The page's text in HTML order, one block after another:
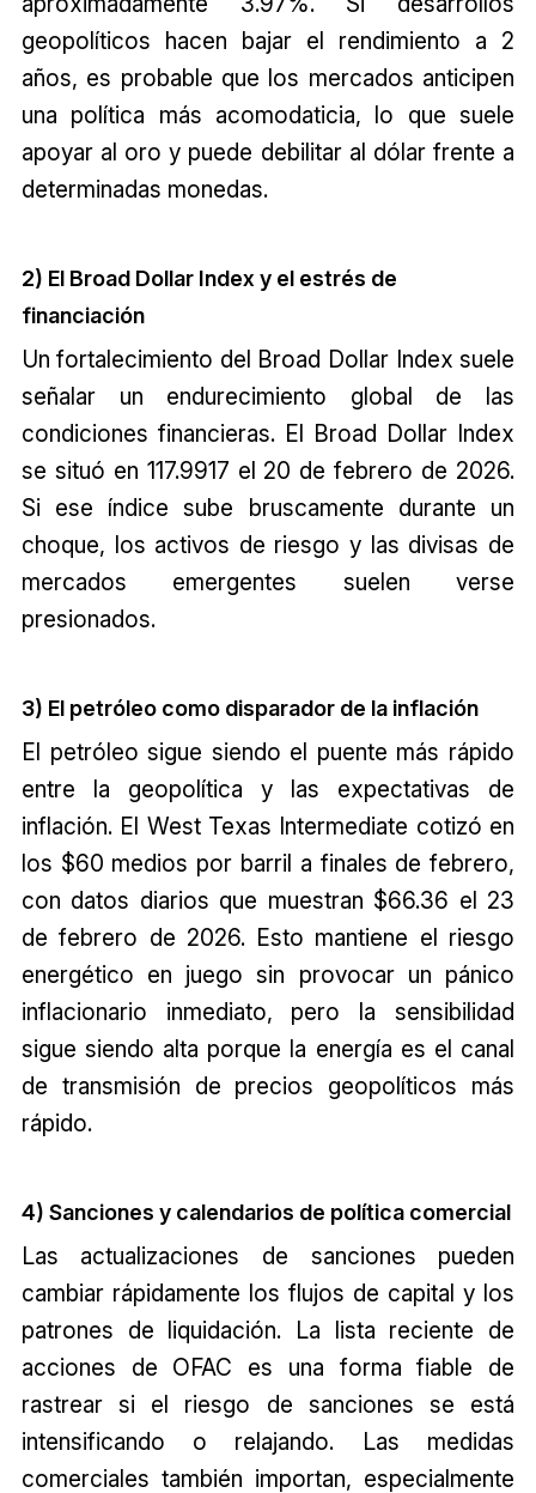
geopolíticos hacen bajar el rendimiento a 2
años, es probable que los mercados anticipen
una política más acomodaticia, lo que suele
apoyar al oro y puede debilitar al dólar frente a
determinadas monedas.
2) El Broad Dollar Index y el estrés de
financiación
Un fortalecimiento del Broad Dollar Index suele
señalar un endurecimiento global de las
condiciones financieras. El Broad Dollar Index
se situó en 117.9917 el 20 de febrero de 2026.
Si ese índice sube bruscamente durante un
choque, los activos de riesgo y las divisas de
mercados emergentes suelen verse
presionados.
3) El petróleo como disparador de la inflación
El petróleo sigue siendo el puente más rápido
entre la geopolítica y las expectativas de
inflación. El West Texas Intermediate cotizó en
los $60 medios por barril a finales de febrero,
con datos diarios que muestran $66.36 el 23
de febrero de 2026. Esto mantiene el riesgo
energético en juego sin provocar un pánico
inflacionario inmediato, pero la sensibilidad
sigue siendo alta porque la energía es el canal
de transmisión de precios geopolíticos más
rápido.
4) Sanciones y calendarios de política comercial
Las actualizaciones de sanciones pueden
cambiar rápidamente los flujos de capital y los
patrones de liquidación. La lista reciente de
acciones de OFAC es una forma fiable de
rastrear si el riesgo de sanciones se está
intensificando o relajando. Las medidas
comerciales también importan, especialmente